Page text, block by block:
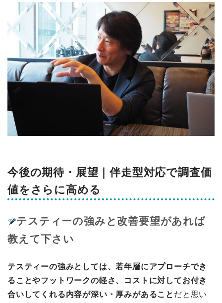
今後の期待・展望｜伴走型対応で調査価
値をさらに高める
テスティーの強みと改善要望があれば
教えて下さい
テスティーの強みとしては、若年層にアプローチでき
ることやフットワークの軽さ、コストに対してお付き
合いしてくれる内容が深い・厚みがあること だと思い